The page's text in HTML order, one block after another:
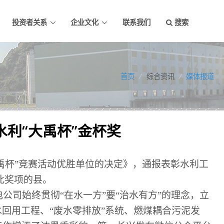
投资者关系 企业文化 联系我们 搜索
首页 / 综合资讯 / 媒体报道
“大禹杯”金杯奖
杯”竞赛活动优胜单位的决定》，通报表彰水利工
项的县。
司始终贯彻“在水一方”要“治水有方”的理念，立
用工程、 “废水零排放”系统、燃煤耦合污泥发